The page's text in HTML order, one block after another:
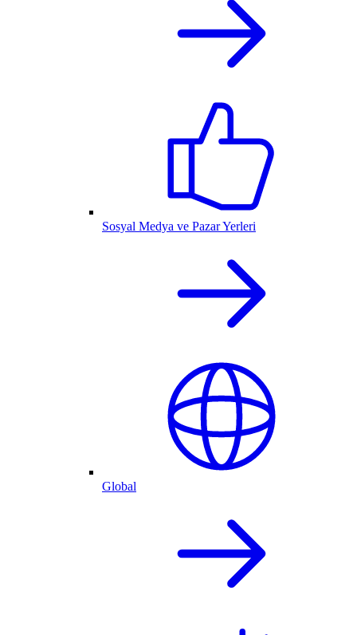
Sosyal Medya ve Pazar Yerleri
Global